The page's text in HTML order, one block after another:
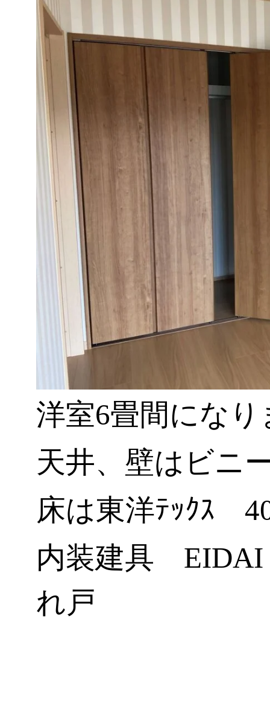
洋室6畳間になり
天井、壁はビニ
床は東洋ﾃｯｸｽ
内装建具 EIDAI
れ戸